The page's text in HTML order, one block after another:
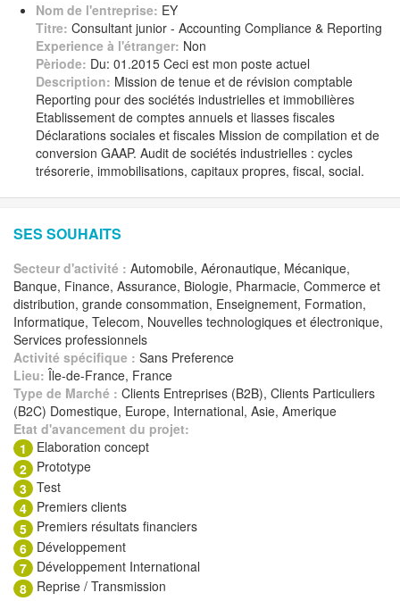
Nom de l'entreprise: EY
Titre: Consultant junior - Accounting Compliance & Reporting
Experience à l'étranger: Non
Pèriode: Du: 01.2015 Ceci est mon poste actuel
Description: Mission de tenue et de révision comptable
Reporting pour des sociétés industrielles et immobilières
Etablissement de comptes annuels et liasses fiscales
Déclarations sociales et fiscales Mission de compilation et de
conversion GAAP. Audit de sociétés industrielles : cycles
trésorerie, immobilisations, capitaux propres, fiscal, social.
SES SOUHAITS
Secteur d'activité : Automobile, Aéronautique, Mécanique,
Banque, Finance, Assurance, Biologie, Pharmacie, Commerce et
distribution, grande consommation, Enseignement, Formation,
Informatique, Telecom, Nouvelles technologiques et électronique,
Services professionnels
Activité spécifique : Sans Preference
Lieu: Île-de-France, France
Type de Marché : Clients Entreprises (B2B), Clients Particuliers
(B2C) Domestique, Europe, International, Asie, Amerique
Etat d'avancement du projet:
1
Elaboration concept
2 Prototype
3 Test
4 Premiers clients
5 Premiers résultats financiers
6 Développement
7 Développement International
8 Reprise / Transmission